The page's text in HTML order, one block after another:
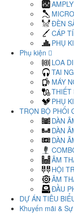
ĐÈN
CÁP
PHỤ
Phụ kiện
LOA
TAI
MÁY
THIẾT
PHỤ
TRỌN BỘ PHỐI
DÀN
DÀN
DÀN
ÂM
HỘI
ÂM
ĐẦU
DỰ ÁN TIÊU
Khuyến mãi &